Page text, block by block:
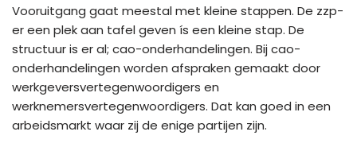
Vooruitgang gaat meestal met kleine stappen. De zzp-
er een plek aan tafel geven ís een kleine stap. De
structuur is er al; cao-onderhandelingen. Bij cao-
onderhandelingen worden afspraken gemaakt door
werkgeversvertegenwoordigers en
werknemersvertegenwoordigers. Dat kan goed in een
arbeidsmarkt waar zij de enige partijen zijn.